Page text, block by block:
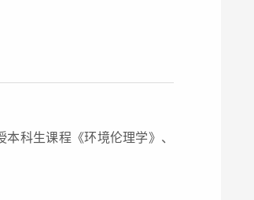
生课程《环境伦理学》、